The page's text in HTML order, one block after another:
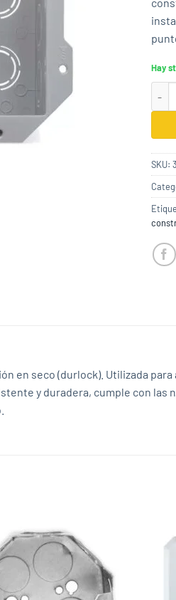
Hay
SKU:
en seco (durlock). Utilizada
y duradera, cumple con